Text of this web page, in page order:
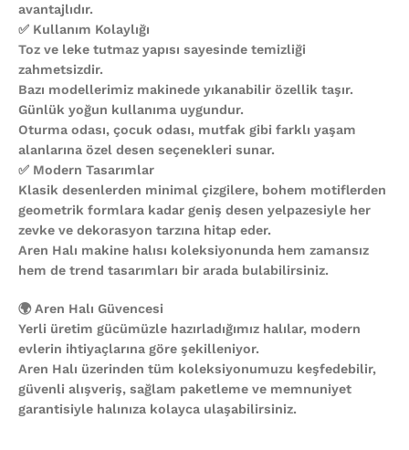
avantajlıdır.
✅ Kullanım Kolaylığı
Toz ve leke tutmaz yapısı sayesinde temizliği
zahmetsizdir.
Bazı modellerimiz makinede yıkanabilir özellik taşır.
Günlük yoğun kullanıma uygundur.
Oturma odası, çocuk odası, mutfak gibi farklı yaşam
alanlarına özel desen seçenekleri sunar.
✅ Modern Tasarımlar
Klasik desenlerden minimal çizgilere, bohem motiflerden
geometrik formlara kadar geniş desen yelpazesiyle her
zevke ve dekorasyon tarzına hitap eder.
Aren Halı makine halısı koleksiyonunda hem zamansız
hem de trend tasarımları bir arada bulabilirsiniz.
🌍 Aren Halı Güvencesi
Yerli üretim gücümüzle hazırladığımız halılar, modern
evlerin ihtiyaçlarına göre şekilleniyor.
Aren Halı üzerinden tüm koleksiyonumuzu keşfedebilir,
güvenli alışveriş, sağlam paketleme ve memnuniyet
garantisiyle halınıza kolayca ulaşabilirsiniz.